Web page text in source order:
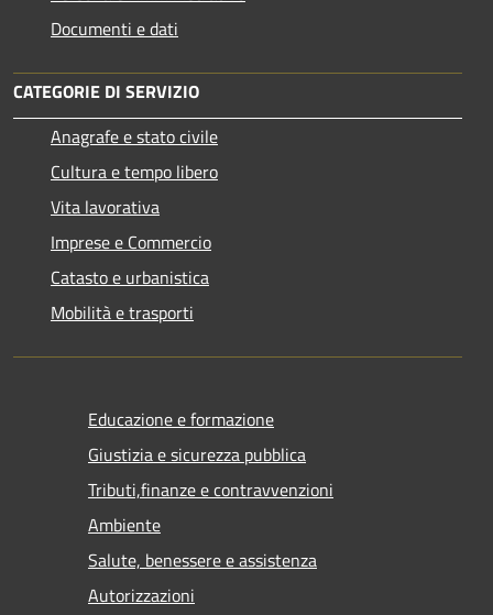
Documenti e dati
CATEGORIE DI SERVIZIO
Anagrafe e stato civile
Cultura e tempo libero
Vita lavorativa
Imprese e Commercio
Catasto e urbanistica
Mobilità e trasporti
Educazione e formazione
Giustizia e sicurezza pubblica
Tributi,finanze e contravvenzioni
Ambiente
Salute, benessere e assistenza
Autorizzazioni